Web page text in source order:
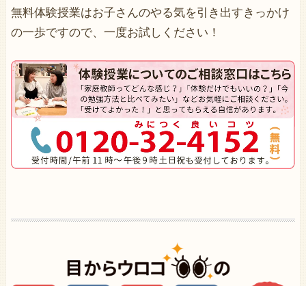
無料体験授業はお子さんのやる気を引き出すきっかけ
の一歩ですので、一度お試しください！